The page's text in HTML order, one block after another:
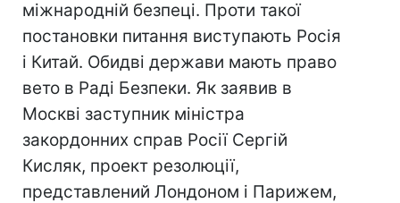
міжнародній безпеці. Проти такої
постановки питання виступають Росія
і Китай. Обидві держави мають право
вето в Раді Безпеки. Як заявив в
Москві заступник міністра
закордонних справ Росії Сергій
Кисляк, проект резолюції,
представлений Лондоном і Парижем,